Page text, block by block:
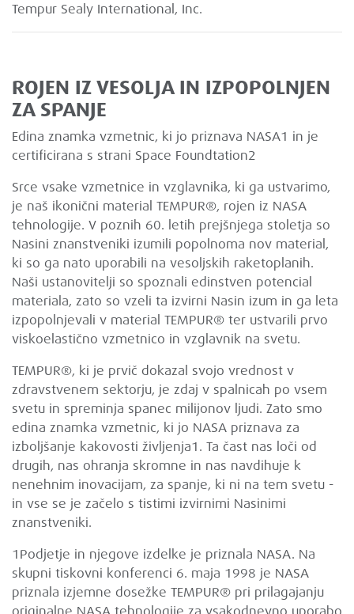
Tempur Sealy International, Inc.
ROJEN IZ VESOLJA IN IZPOPOLNJEN
ZA SPANJE
Edina znamka vzmetnic, ki jo priznava NASA1 in je
certificirana s strani Space Foundtation2
Srce vsake vzmetnice in vzglavnika, ki ga ustvarimo,
je naš ikonični material TEMPUR®, rojen iz NASA
tehnologije. V poznih 60. letih prejšnjega stoletja so
Nasini znanstveniki izumili popolnoma nov material,
ki so ga nato uporabili na vesoljskih raketoplanih.
Naši ustanovitelji so spoznali edinstven potencial
materiala, zato so vzeli ta izvirni Nasin izum in ga leta
izpopolnjevali v material TEMPUR® ter ustvarili prvo
viskoelastično vzmetnico in vzglavnik na svetu.
TEMPUR®, ki je prvič dokazal svojo vrednost v
zdravstvenem sektorju, je zdaj v spalnicah po vsem
svetu in spreminja spanec milijonov ljudi. Zato smo
edina znamka vzmetnic, ki jo NASA priznava za
izboljšanje kakovosti življenja1. Ta čast nas loči od
drugih, nas ohranja skromne in nas navdihuje k
nenehnim inovacijam, za spanje, ki ni na tem svetu -
in vse se je začelo s tistimi izvirnimi Nasinimi
znanstveniki.
1Podjetje in njegove izdelke je priznala NASA. Na
skupni tiskovni konferenci 6. maja 1998 je NASA
priznala izjemne dosežke TEMPUR® pri prilagajanju